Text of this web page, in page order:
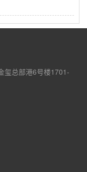
玺总部港6号楼1701-